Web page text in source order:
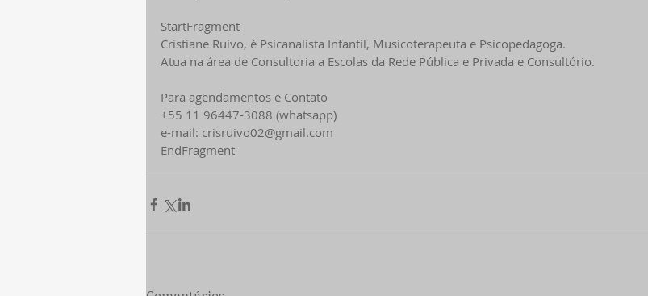
StartFragment
Cristiane Ruivo, é Psicanalista Infantil, Musicoterapeuta e Psicopedagoga.
Atua na área de Consultoria a Escolas da Rede Pública e Privada e Consultório.
Para agendamentos e Contato
+55 11 96447-3088 (whatsapp)
e-mail: crisruivo02@gmail.com
EndFragment